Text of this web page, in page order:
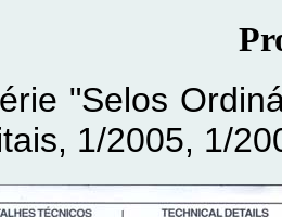
"Selos
1/2005, 1/